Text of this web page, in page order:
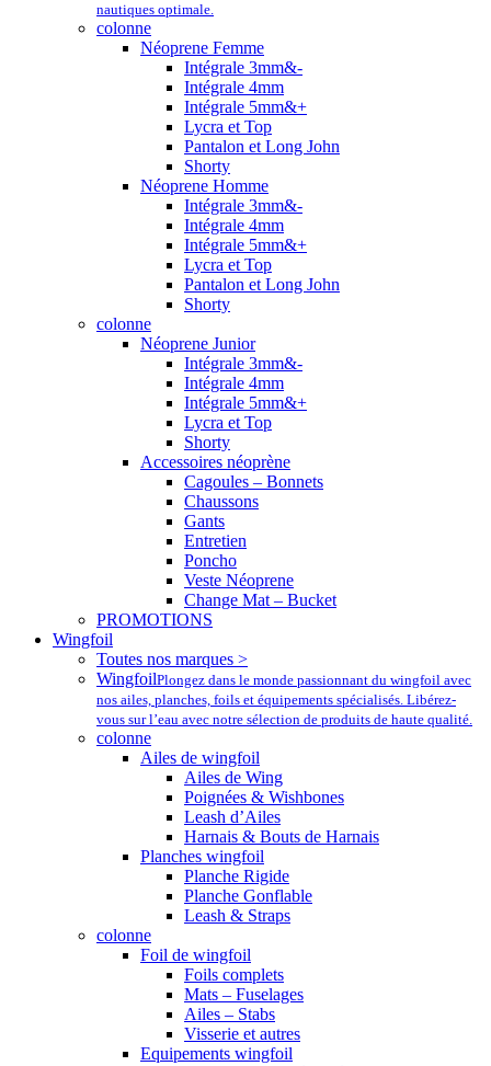
nautiques optimale.
colonne
Néoprene Femme
Intégrale 3mm&-
Intégrale 4mm
Intégrale 5mm&+
Lycra et Top
Pantalon et Long John
Shorty
Néoprene Homme
Intégrale 3mm&-
Intégrale 4mm
Intégrale 5mm&+
Lycra et Top
Pantalon et Long John
Shorty
colonne
Néoprene Junior
Intégrale 3mm&-
Intégrale 4mm
Intégrale 5mm&+
Lycra et Top
Shorty
Accessoires néoprène
Cagoules – Bonnets
Chaussons
Gants
Entretien
Poncho
Veste Néoprene
Change Mat – Bucket
PROMOTIONS
Wingfoil
Toutes nos marques >
WingfoilPlongez dans le monde passionnant du wingfoil avec
nos ailes, planches, foils et équipements spécialisés. Libérez-
vous sur l’eau avec notre sélection de produits de haute qualité.
colonne
Ailes de wingfoil
Ailes de Wing
Poignées & Wishbones
Leash d’Ailes
Harnais & Bouts de Harnais
Planches wingfoil
Planche Rigide
Planche Gonflable
Leash & Straps
colonne
Foil de wingfoil
Foils complets
Mats – Fuselages
Ailes – Stabs
Visserie et autres
Equipements wingfoil